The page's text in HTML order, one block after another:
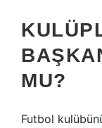
MU?
Futbol